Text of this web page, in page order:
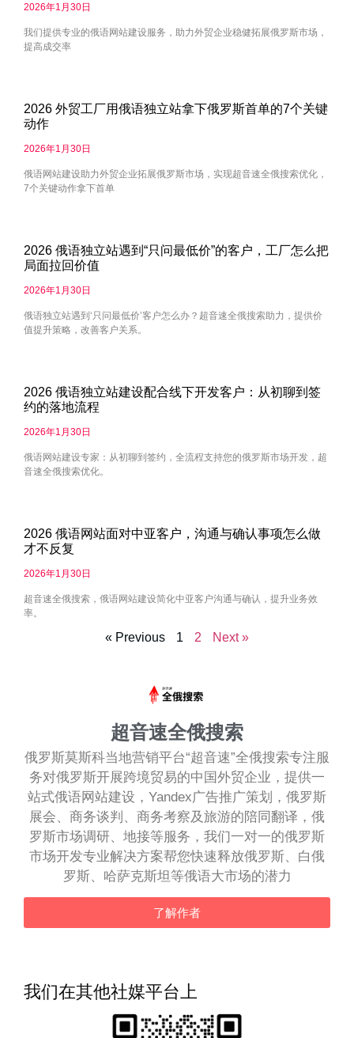
2026年1月30日
我们提供专业的俄语网站建设服务，助力外贸企业稳健拓展俄罗斯市场，
提高成交率
2026 外贸工厂用俄语独立站拿下俄罗斯首单的7个关键
动作
2026年1月30日
俄语网站建设助力外贸企业拓展俄罗斯市场，实现超音速全俄搜索优化，
7个关键动作拿下首单
2026 俄语独立站遇到“只问最低价”的客户，工厂怎么把
局面拉回价值
2026年1月30日
俄语独立站遇到‘只问最低价’客户怎么办？超音速全俄搜索助力，提供价
值提升策略，改善客户关系。
2026 俄语独立站建设配合线下开发客户：从初聊到签
约的落地流程
2026年1月30日
俄语网站建设专家：从初聊到签约，全流程支持您的俄罗斯市场开发，超
音速全俄搜索优化。
2026 俄语网站面对中亚客户，沟通与确认事项怎么做
才不反复
2026年1月30日
超音速全俄搜索，俄语网站建设简化中亚客户沟通与确认，提升业务效
率。
« Previous 1 2 Next »
超音速全俄搜索
俄罗斯莫斯科当地营销平台“超音速”全俄搜索专注服
务对俄罗斯开展跨境贸易的中国外贸企业，提供一
站式俄语网站建设，Yandex广告推广策划，俄罗斯
展会、商务谈判、商务考察及旅游的陪同翻译，俄
罗斯市场调研、地接等服务，我们一对一的俄罗斯
市场开发专业解决方案帮您快速释放俄罗斯、白俄
罗斯、哈萨克斯坦等俄语大市场的潜力
了解作者
我们在其他社媒平台上